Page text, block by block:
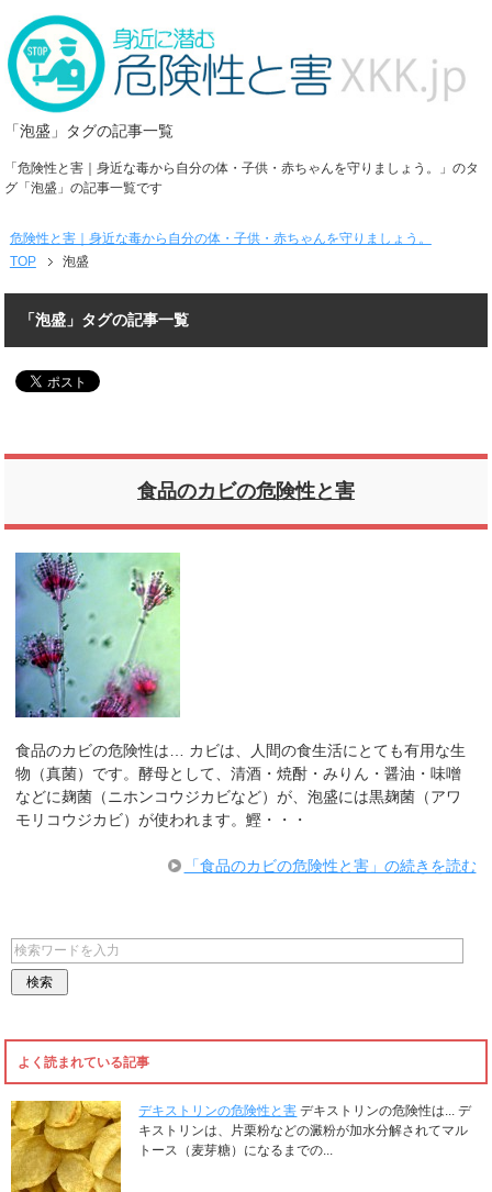
「泡盛」タグの記事一覧
「危険性と害｜身近な毒から自分の体・子供・赤ちゃんを守りましょう。」のタ
グ「泡盛」の記事一覧です
危険性と害｜身近な毒から自分の体・子供・赤ちゃんを守りましょう。
TOP
泡盛
「泡盛」タグの記事一覧
食品のカビの危険性と害
食品のカビの危険性は… カビは、人間の食生活にとても有用な生
物（真菌）です。酵母として、清酒・焼酎・みりん・醤油・味噌
などに麹菌（ニホンコウジカビなど）が、泡盛には黒麹菌（アワ
モリコウジカビ）が使われます。鰹・・・
「食品のカビの危険性と害」の続きを読む
よく読まれている記事
デキストリンの危険性と害 デキストリンの危険性は... デ
キストリンは、片栗粉などの澱粉が加水分解されてマル
トース（麦芽糖）になるまでの...